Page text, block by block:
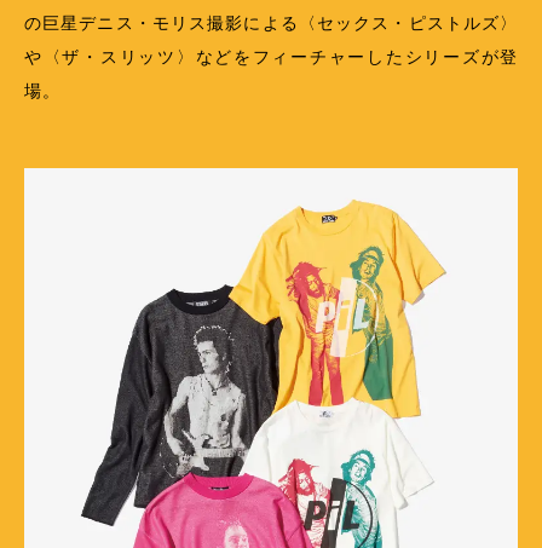
の巨星デニス・モリス撮影による〈セックス・ピストルズ〉
や〈ザ・スリッツ〉などをフィーチャーしたシリーズが登
場。